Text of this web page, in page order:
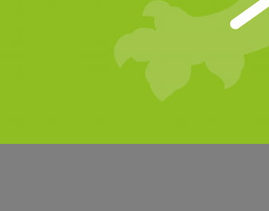
e.V.“ wurde im Jahr 1999
die Interessen und die Arbeit der
und bundesweiter Ebene
seiner älteren Bevölkerung statt.